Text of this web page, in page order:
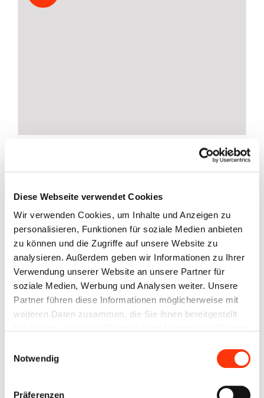
Diese Webseite verwendet Cookies
Wir verwenden Cookies, um Inhalte und Anzeigen zu
personalisieren, Funktionen für soziale Medien anbieten
zu können und die Zugriffe auf unsere Website zu
analysieren. Außerdem geben wir Informationen zu Ihrer
Verwendung unserer Website an unsere Partner für
soziale Medien, Werbung und Analysen weiter. Unsere
Partner führen diese Informationen möglicherweise mit
weiteren Daten zusammen, die Sie ihnen bereitgestellt
Cookies, wenn Sie unsere Webseite weiterhin nutzen.
Notwendig
Präferenzen
Dometic Residence AIR Stay
aufblasbares Reisevorzelt
3.199,00
Ursprünglicher
war:
3.199,00 €
2.549,00 €Aktueller
ist:
2.549,00 €.
Enthält 19% MwSt.
In den Warenkorb Details